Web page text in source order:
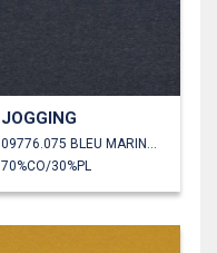
JOGGING
70%CO/30%PL